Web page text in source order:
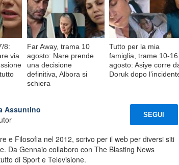
8:
via
Far Away, trama 10
agosto: Nare prende
una decisione
definitiva, Albora si
schiera
Tutto per la mia
famiglia, trame 10-16
agosto: Asiye corre
Doruk dopo
Assuntino
SEGUI
e Filosofia nel 2012, scrivo per il web per diversi siti
Da Gennaio collaboro con The Blasting News
di Sport e Televisione.